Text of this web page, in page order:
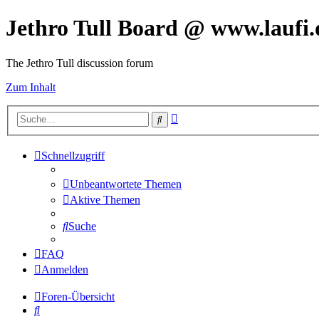
Jethro Tull Board @
The Jethro Tull discussion forum
Zum Inhalt
Suche
Schnellzugriff
Unbeantwortete Themen
Aktive Themen
Suche
FAQ
Anmelden
Foren-Übersicht
Suche